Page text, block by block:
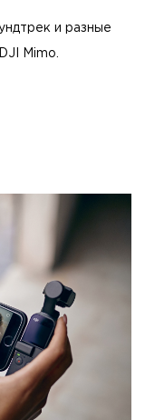
и разные
Mimo.